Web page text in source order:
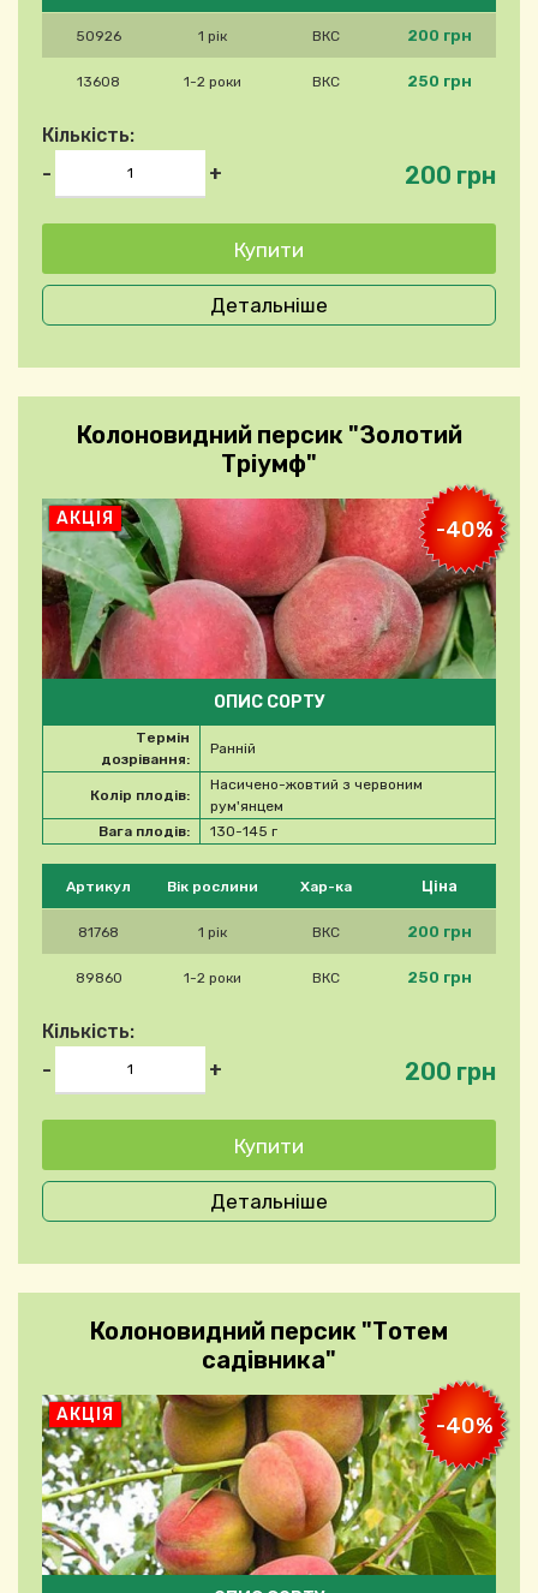
50926 1 рік ВКС 200 грн
13608 1-2 роки ВКС 250 грн
Кількість:
-
+ 200 грн
Детальніше
Колоновидний персик "Золотий
Тріумф"
АКЦІЯ -40%
Будь ласка, виберіть продукт
Артикул Вік рослини Хар-ка Ціна
81768 1 рік ВКС 200 грн
89860 1-2 роки ВКС 250 грн
Кількість:
-
+ 200 грн
ОПИС СОРТУ
Термін
дозрівання:
Ранній
Колір плодів:
Насичено-жовтий з червоним
рум'янцем
Вага плодів:
130-145 г
Детальніше
Колоновидний персик "Тотем
садівника"
АКЦІЯ -40%